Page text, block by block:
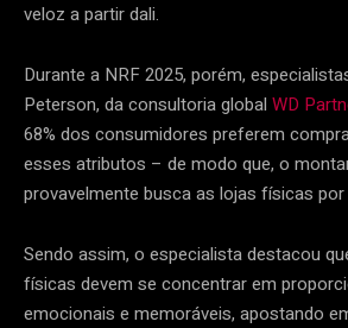
veloz a partir dali.
Durante a NRF 2025, porém,
Peterson, da consultoria global WD
68% dos consumidores preferem
esses atributos – de modo que, o
provavelmente busca as lojas físicas
Sendo assim, o especialista destacou
físicas devem se concentrar em
emocionais e memoráveis, apostando